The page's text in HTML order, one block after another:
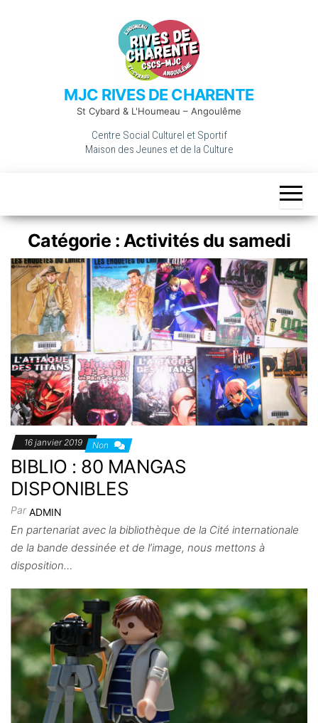
MJC RIVES DE CHARENTE
St Cybard & L'Houmeau – Angoulême
Centre Social Culturel et Sportif
Maison des Jeunes et de la Culture
Catégorie : Activités du samedi
16 janvier 2019 Non
BIBLIO : 80 MANGAS
DISPONIBLES
Par ADMIN
En partenariat avec la bibliothèque de la Cité internationale
de la bande dessinée et de l’image, nous mettons à
disposition…